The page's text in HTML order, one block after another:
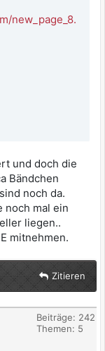
new_page_8.
und doch die
Bändchen
noch da.
noch mal ein
liegen..
mitnehmen.
Zitieren
Beiträge: 242
Themen: 5